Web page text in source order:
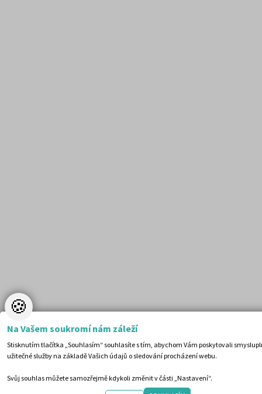
🍪
Na Vašem soukromí nám záleží
Stisknutím tlačítka „Souhlasím“ souhlasíte s tím, abychom Vám poskytovali
užitečné služby na základě Vašich údajů o sledování procházení webu.
Svůj souhlas můžete samozřejmě kdykoli změnit v části „Nastavení“.